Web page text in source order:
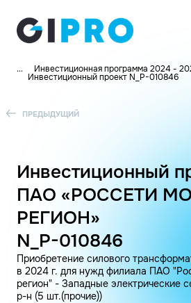
... Инвестиционная программа 2024 -
Инвестиционный проект N_P-010846
ПРЕДЫДУЩИЙ
Инвестиционный
ПАО «РОССЕТИ
РЕГИОН»
N_P-010846
Приобретение силового
в 2024 г. для нужд филиала ПАО
регион" - Западные электрические
р-н (5 шт.(прочие))